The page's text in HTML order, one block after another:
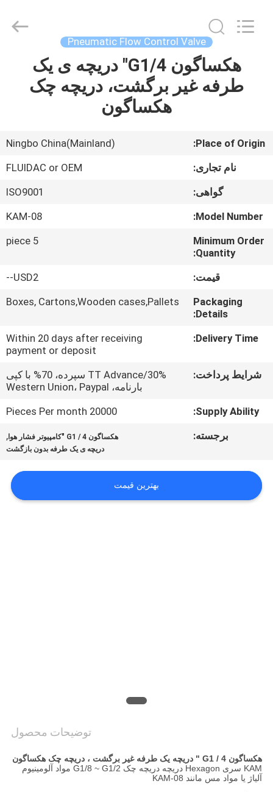
صفحه
اصلی
درباره
ما
کارخانه
کنترل
درخواست
AUTOMATIC
CONTROL
Pneumatic Flow Control Valve
هکساگون G1/4" دریچه ی یک
طرفه غیر برگشت، دریچه چک
هکساگون
Place of Origin:
Ningbo China(Mainland)
نام تجاری:
FLUIDAC or OEM
گواهی:
ISO9001
Model Number:
KAM-08
Minimum Order
Quantity:
5 piece
قیمت:
USD2--
Packaging
Details:
Boxes, Cartons,Wooden cases,Pallets
Delivery Time:
Within 20 days after receiving
payment or deposit
شرایط پرداخت:
TT Advance/30% سپرده، 70% با کپی
بارنامه، Western Union، Paypal
Supply Ability:
20000 Pieces Per month
برجسته:
هکساگون G1 / 4 "کامپيوتر فشار هوا ,
دریچه ی یک طرفه بدون بازگشت
بهترین قیمت
توضیحات محصول
هکساگون G1 / 4 " دریچه یک طرفه غیر برگشت ، دریچه چک هکساگون
KAM سری Hexagon دریچه دریچه چک G1/8 ~ G1/2 مواد آلومینیوم
آلیاژ یا مواد مس مانند KAM-08